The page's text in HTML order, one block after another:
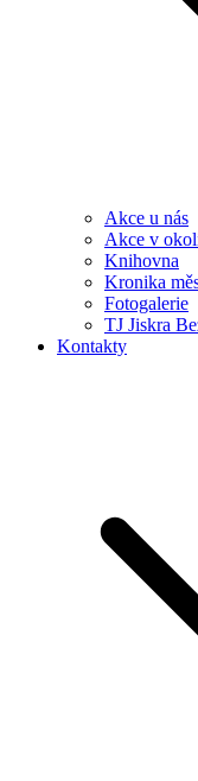
Akce u nás
Akce v
Knihovna
Kronika
Fotogalerie
TJ Jiskra
Kontakty